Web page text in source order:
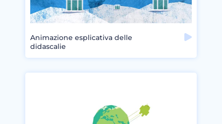
Animazione esplicativa delle
didascalie